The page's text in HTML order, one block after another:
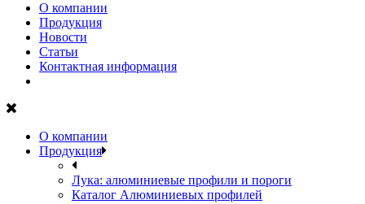
О компании
Продукция
Новости
Статьи
Контактная информация
О компании
Продукция
Лука: алюминиевые профили и пороги
Каталог Алюминиевых профилей